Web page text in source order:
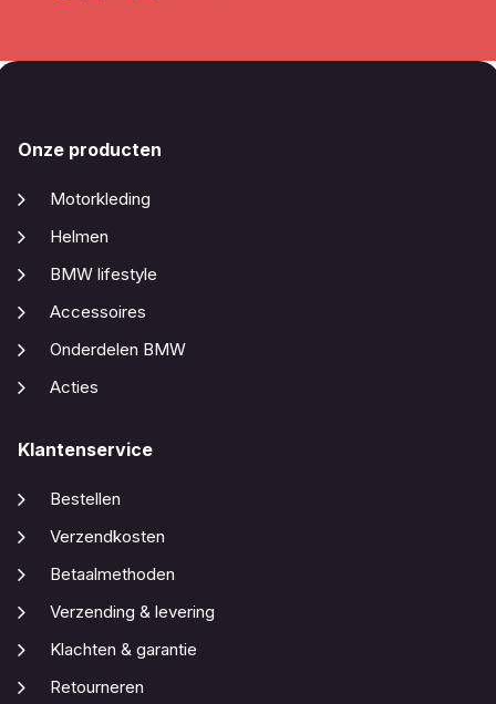
Onze producten
Motorkleding
Helmen
BMW lifestyle
Accessoires
Onderdelen BMW
Acties
Klantenservice
Bestellen
Verzendkosten
Betaalmethoden
Verzending & levering
Klachten & garantie
Retourneren